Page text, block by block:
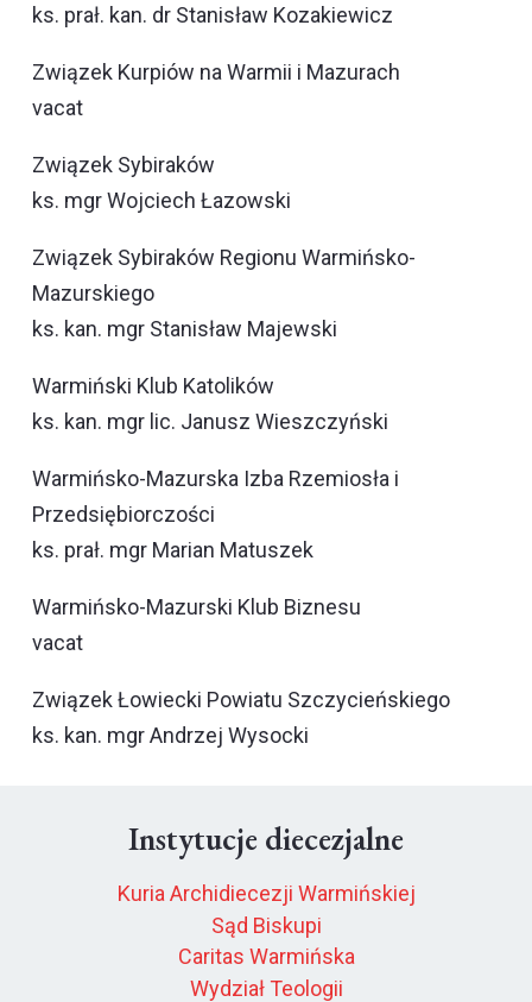
ks. prał. kan. dr Stanisław Kozakiewicz
Związek Kurpiów na Warmii i Mazurach
vacat
Związek Sybiraków
ks. mgr Wojciech Łazowski
Związek Sybiraków Regionu Warmińsko-
Mazurskiego
ks. kan. mgr Stanisław Majewski
Warmiński Klub Katolików
ks. kan. mgr lic. Janusz Wieszczyński
Warmińsko-Mazurska Izba Rzemiosła i
Przedsiębiorczości
ks. prał. mgr Marian Matuszek
Warmińsko-Mazurski Klub Biznesu
vacat
Związek Łowiecki Powiatu Szczycieńskiego
ks. kan. mgr Andrzej Wysocki
Instytucje diecezjalne
Kuria Archidiecezji Warmińskiej
Sąd Biskupi
Caritas Warmińska
Wydział Teologii